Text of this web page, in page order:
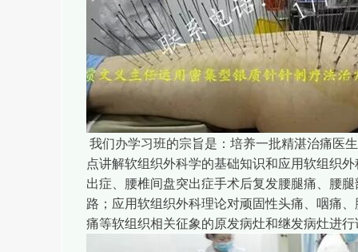
我们办学习班的宗旨是：培养一批精湛治痛医
点讲解软组织外科学的基础知识和应用软组织
出症、腰椎间盘突出症手术后复发腰腿痛、腰
路；应用软组织外科理论对顽固性头痛、咽痛
痛等软组织相关征象的原发病灶和继发病灶进